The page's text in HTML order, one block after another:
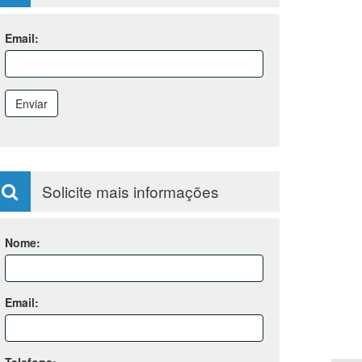
Email:
Enviar
Solicite mais informações
Nome:
Email: